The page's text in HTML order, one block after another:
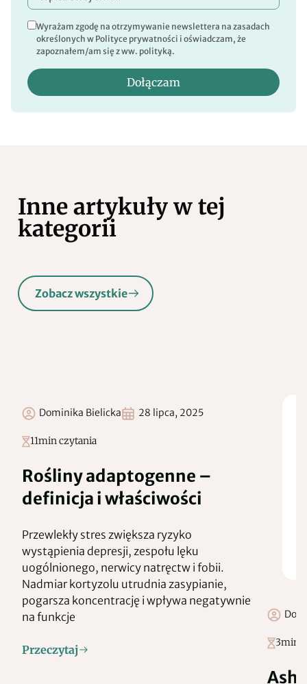
Wyrażam zgodę na otrzymywanie newslettera na zasadach
określonych w Polityce prywatności i oświadczam, że
zapoznałem/am się z ww. polityką.
Dołączam
Inne artykuły w tej
kategorii
Zobacz wszystkie
Dominika Bielicka 28 lipca, 2025
11min czytania
Rośliny adaptogenne –
definicja i właściwości
Przewlekły stres zwiększa ryzyko
wystąpienia depresji, zespołu lęku
uogólnionego, nerwicy natręctw i fobii.
Nadmiar kortyzolu utrudnia zasypianie,
pogarsza koncentrację i wpływa negatywnie
na funkcje
Przeczytaj
3min